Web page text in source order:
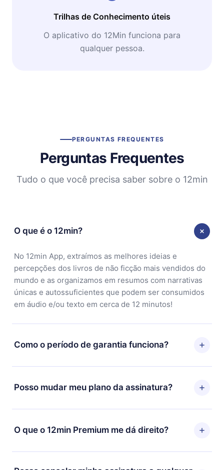
Trilhas de Conhecimento úteis
O aplicativo do 12Min funciona para
qualquer pessoa.
PERGUNTAS FREQUENTES
Perguntas Frequentes
Tudo o que você precisa saber sobre o 12min
O que é o 12min?
No 12min App, extraímos as melhores ideias e
percepções dos livros de não ficção mais vendidos do
mundo e as organizamos em resumos com narrativas
únicas e autossuficientes que podem ser consumidos
em áudio e/ou texto em cerca de 12 minutos!
Como o período de garantia funciona?
Você pode baixar nosso aplicativo e começar a
aproveitar nossa biblioteca. Se por algum motivo não
ficar satisfeito com nossa plataforma, basta entrar em
solicitar o reembolso do valor. Você receberá tudo que
Posso mudar meu plano da assinatura?
Sim, mas a mudança só se aplicará a partir do próximo
período de cobrança. Por exemplo, se você decidiu
mudar sua assinatura mensal para anual, após
O que o 12min Premium me dá direito?
O 12min Premium é um plano que te garante acesso a
toda nossa biblioteca de 2500+ títulos disponíveis em